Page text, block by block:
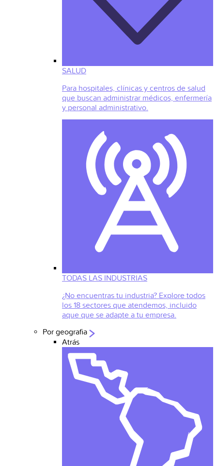
SALUD
Para hospitales, clínicas y centros de salud
que buscan administrar médicos, enfermería
y personal administrativo.
TODAS LAS INDUSTRIAS
¿No encuentras tu industria? Explore todos
los 18 sectores que atendemos, incluido
aque que se adapte a tu empresa.
Por geografia
Atrás